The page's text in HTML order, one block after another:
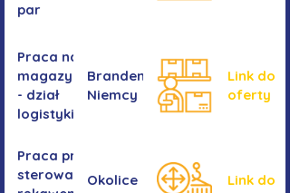
par
Praca na
magazynie
- dział
logistyki
Brandenburgia,
Niemcy
Link do
oferty
Praca przy
sterowaniuOkolice
Link do